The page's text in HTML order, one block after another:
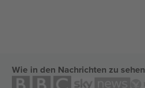
Wie in den Nachrichten zu sehen